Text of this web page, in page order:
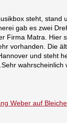
steht, stand
gab es zwei
Firma Matra. Hier
vorhanden. Die
und steht
wahrscheinlich